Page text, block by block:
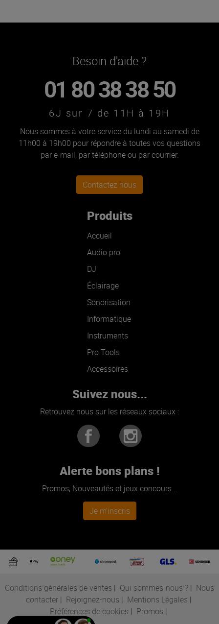
Besoin d'aide ?
01 80 38 38 50
6J sur 7 de 11H à 19H
Nous sommes à votre service du lundi au samedi de
11h00 à 19h00 pour répondre à toutes vos questions
par e-mail, par téléphone ou par courrier.
Contactez nous
Produits
Accueil
Audio pro
DJ
Éclairage
Sonorisation
Informatique
Instruments
Pro Tools
Accessoires
Suivez nous...
Retrouvez nous sur les réseaux sociaux :
Alerte bons plans !
Promos, Nouveautés et jeux concours...
Je m'inscris
Conditions générales de ventes | Qui sommes-nous ? | Nous
contacter| Rejoignez-nous | Mentions Légales |
Préférences de cookies | Promos |